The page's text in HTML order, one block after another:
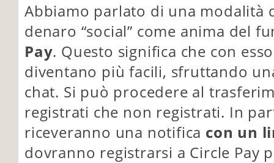
Abbiamo parlato di una modalità
denaro “social” come anima del
Pay. Questo significa che con
diventano più facili, sfruttando
chat. Si può procedere al
registrati che non registrati. In
riceveranno una notifica con un
dovranno registrarsi a Circle Pay